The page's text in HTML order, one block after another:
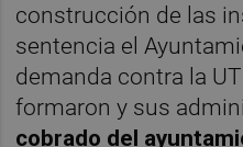
construcción de las
sentencia el
demanda contra la
formaron y sus
cobrado del